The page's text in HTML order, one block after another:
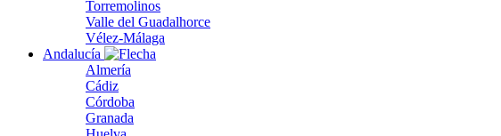
Torremolinos
Valle del Guadalhorce
Vélez-Málaga
Andalucía
Almería
Cádiz
Córdoba
Granada